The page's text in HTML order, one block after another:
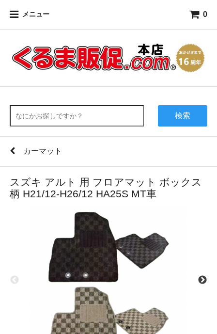
メニュー 0
検索
カーマット
スズキ アルト 用 フロアマット ボックス
柄 H21/12-H26/12 HA25S MT車